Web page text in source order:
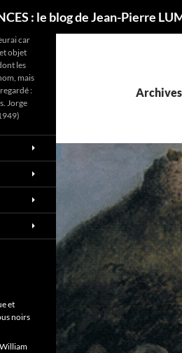
: le blog de Jean-Pierre
car
objet
les
mais
:
Jorge
et
noirs
William